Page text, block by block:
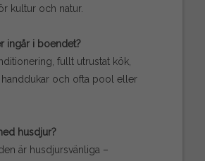
kultur och natur.
ingår i boendet?
fullt utrustat kök,
handdukar och ofta pool eller
husdjur?
är husdjursvänliga –